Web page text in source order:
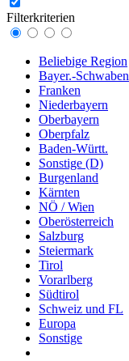
Filterkriterien
Beliebige Region
Bayer.-Schwaben
Franken
Niederbayern
Oberbayern
Oberpfalz
Baden-Württ.
Sonstige (D)
Burgenland
Kärnten
NÖ / Wien
Oberösterreich
Salzburg
Steiermark
Tirol
Vorarlberg
Südtirol
Schweiz und FL
Europa
Sonstige